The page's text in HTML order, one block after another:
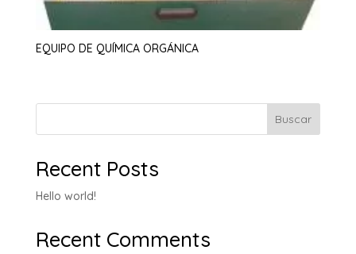
EQUIPO DE QUÍMICA ORGÁNICA
Buscar
Recent Posts
Hello world!
Recent Comments